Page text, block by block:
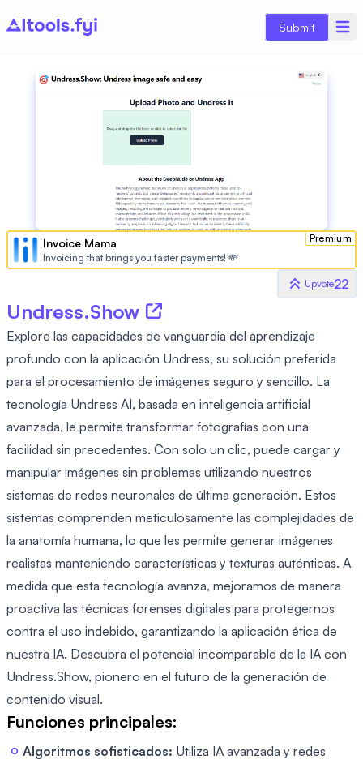
Submit
Premium
Invoice Mama
Invoicing that brings you faster payments! 💸
Upvote22
Undress.Show
Explore las capacidades de vanguardia del aprendizaje
profundo con la aplicación Undress, su solución preferida
para el procesamiento de imágenes seguro y sencillo. La
tecnología Undress AI, basada en inteligencia artificial
avanzada, le permite transformar fotografías con una
facilidad sin precedentes. Con solo un clic, puede cargar y
manipular imágenes sin problemas utilizando nuestros
sistemas de redes neuronales de última generación. Estos
sistemas comprenden meticulosamente las complejidades de
la anatomía humana, lo que les permite generar imágenes
realistas manteniendo características y texturas auténticas. A
medida que esta tecnología avanza, mejoramos de manera
proactiva las técnicas forenses digitales para protegernos
contra el uso indebido, garantizando la aplicación ética de
nuestra IA. Descubra el potencial incomparable de la IA con
Undress.Show, pionero en el futuro de la generación de
contenido visual.
Funciones principales:
Algoritmos sofisticados: Utiliza IA avanzada y redes